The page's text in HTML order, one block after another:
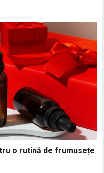
o rutină de frumusețe